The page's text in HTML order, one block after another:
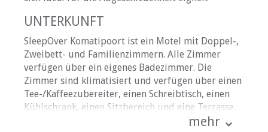
UNTERKUNFT
SleepOver Komatipoort ist ein Motel mit Doppel-,
Zweibett- und Familienzimmern. Alle Zimmer
verfügen über ein eigenes Badezimmer. Die
Zimmer sind klimatisiert und verfügen über einen
Tee-/Kaffeezubereiter, einen Schreibtisch, einen
Kühlschrank, einen Sitzbereich und eine Terrasse.
Die Zimmer werden täglich gereinigt. WLAN ist in
mehr